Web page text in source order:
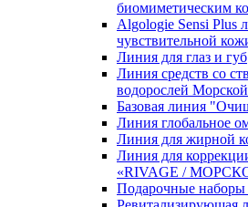
биомиметическим
Algologie Sensi Plus
чувcтвительной
Линия для глаз и губ
Линия средств со
водорослей
Базовая линия
Линия глобальное
Линия для жирной
Линия для
«RIVAGE /
Подарочные